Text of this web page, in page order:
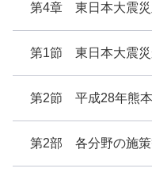
第4章 東日本大震災
第1節 東日本大震災
第2節 平成28年熊本
第2部 各分野の施策